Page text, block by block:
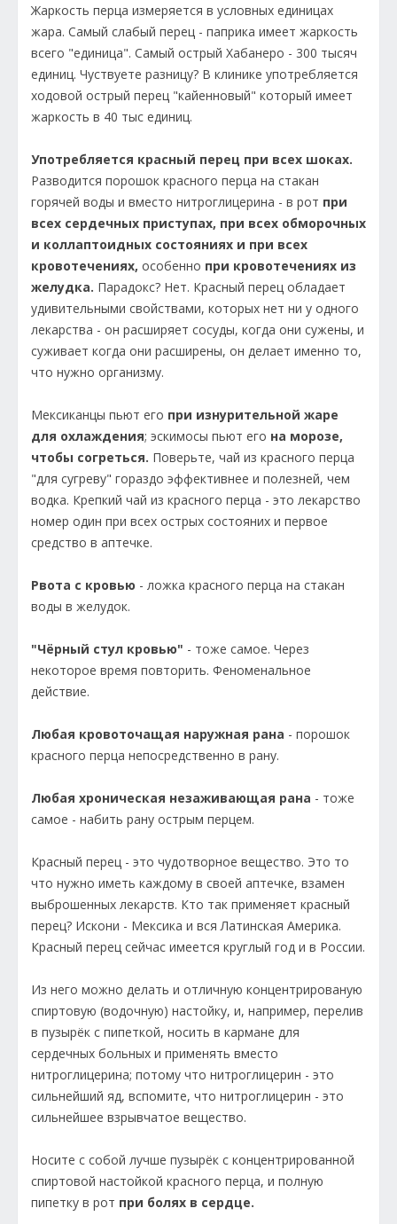
Жаркость перца измеряется в условных единицах
жара. Самый слабый перец - паприка имеет жаркость
всего "единица". Самый острый Хабанеро - 300 тысяч
единиц. Чуствуете разницу? В клинике употребляется
ходовой острый перец "кайенновый" который имеет
жаркость в 40 тыс единиц.
Употребляется красный перец при всех шоках.
Разводится порошок красного перца на стакан
горячей воды и вместо нитроглицерина - в рот при
всех сердечных приступах, при всех обморочных
и коллаптоидных состояниях и при всех
кровотечениях, особенно при кровотечениях из
желудка. Парадокс? Нет. Красный перец обладает
удивительными свойствами, которых нет ни у одного
лекарства - он расширяет сосуды, когда они сужены, и
суживает когда они расширены, он делает именно то,
что нужно организму.
Мексиканцы пьют его при изнурительной жаре
для охлаждения; эскимосы пьют его на морозе,
чтобы согреться. Поверьте, чай из красного перца
"для сугреву" гораздо эффективнее и полезней, чем
водка. Крепкий чай из красного перца - это лекарство
номер один при всех острых состояних и первое
средство в аптечке.
Рвота с кровью - ложка красного перца на стакан
воды в желудок.
"Чёрный стул кровью" - тоже самое. Через
некоторое время повторить. Феноменальное
действие.
Любая кровоточащая наружная рана - порошок
красного перца непосредственно в рану.
Любая хроническая незаживающая рана - тоже
самое - набить рану острым перцем.
Красный перец - это чудотворное вещество. Это то
что нужно иметь каждому в своей аптечке, взамен
выброшенных лекарств. Кто так применяет красный
перец? Искони - Мексика и вся Латинская Америка.
Красный перец сейчас имеется круглый год и в России.
Из него можно делать и отличную концентрированую
спиртовую (водочную) настойку, и, например, перелив
в пузырёк с пипеткой, носить в кармане для
сердечных больных и применять вместо
нитроглицерина; потому что нитроглицерин - это
сильнейший яд, вспомите, что нитроглицерин - это
сильнейшее взрывчатое вещество.
Носите с собой лучше пузырёк с концентрированной
спиртовой настойкой красного перца, и полную
пипетку в рот при болях в сердце.